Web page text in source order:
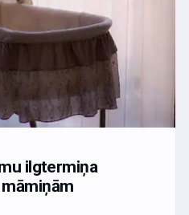
ilgtermiņa